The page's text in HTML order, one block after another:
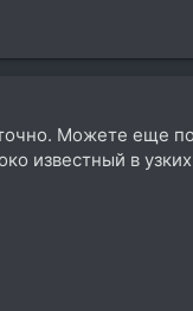
Можете еще
известный в